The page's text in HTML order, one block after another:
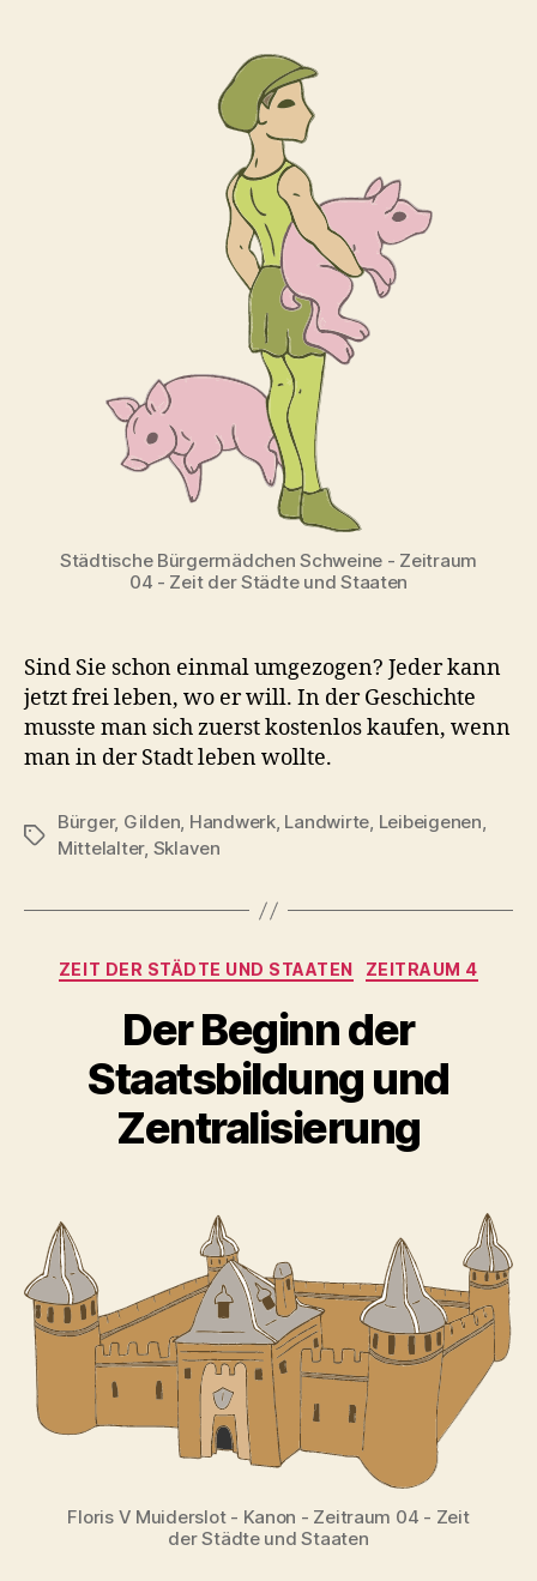
Städtische Bürgermädchen Schweine - Zeitraum
04 - Zeit der Städte und Staaten
Sind Sie schon einmal umgezogen? Jeder kann
jetzt frei leben, wo er will. In der Geschichte
musste man sich zuerst kostenlos kaufen, wenn
man in der Stadt leben wollte.
Schlagwörter
Bürger, Gilden, Handwerk, Landwirte, Leibeigenen,
Mittelalter, Sklaven
Kategorien
ZEIT DER STÄDTE UND STAATEN ZEITRAUM 4
Der Beginn der
Staatsbildung und
Zentralisierung
Floris V Muiderslot - Kanon - Zeitraum 04 - Zeit
der Städte und Staaten